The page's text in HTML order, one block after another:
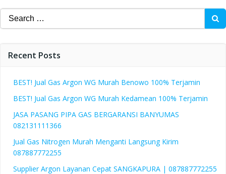
Search
for:
Recent Posts
BEST! Jual Gas Argon WG Murah Benowo 100% Terjamin
BEST! Jual Gas Argon WG Murah Kedamean 100% Terjamin
JASA PASANG PIPA GAS BERGARANSI BANYUMAS
082131111366
Jual Gas Nitrogen Murah Menganti Langsung Kirim
087887772255
Supplier Argon Layanan Cepat SANGKAPURA | 087887772255